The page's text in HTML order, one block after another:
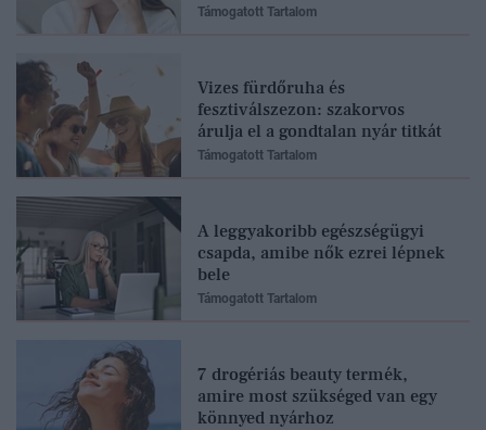
Támogatott Tartalom
Vizes fürdőruha és
fesztiválszezon: szakorvos
árulja el a gondtalan nyár titkát
Támogatott Tartalom
A leggyakoribb egészségügyi
csapda, amibe nők ezrei lépnek
bele
Támogatott Tartalom
7 drogériás beauty termék,
amire most szükséged van egy
könnyed nyárhoz